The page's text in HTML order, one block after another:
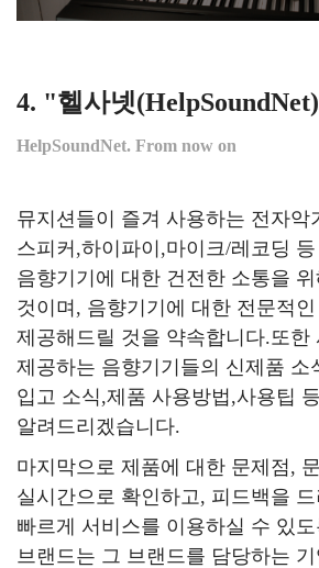
4. "헬사넷(HelpSoundNet)
HelpSoundNet. From now on
뮤지션들이 즐겨 사용하는 전자악
스피커,하이파이,마이크/레코딩
음향기기에 대한 건전한 소통을
것이며, 음향기기에 대한 전문적
제공해드릴 것을 약속합니다.또한
제공하는 음향기기들의 신제품 소
입고 소식,제품 사용방법,사용팁
알려드리겠습니다.
마지막으로 제품에 대한 문제점,
실시간으로 확인하고, 피드백을
빠르게 서비스를 이용하실 수 있
브랜드는 그 브랜드를 담당하는